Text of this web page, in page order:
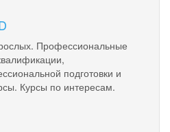
Профессиональные
подготовки и
Курсы по интересам.